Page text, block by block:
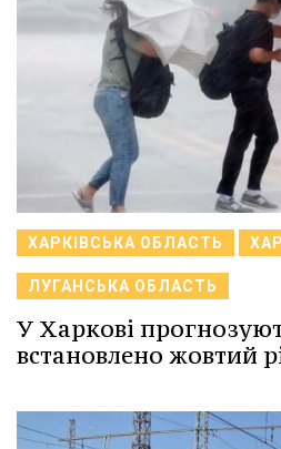
ХАРКІВСЬКА ОБЛАСТЬ
ЛУГАНСЬКА ОБЛАСТЬ
У Харкові
встановлено жовтий